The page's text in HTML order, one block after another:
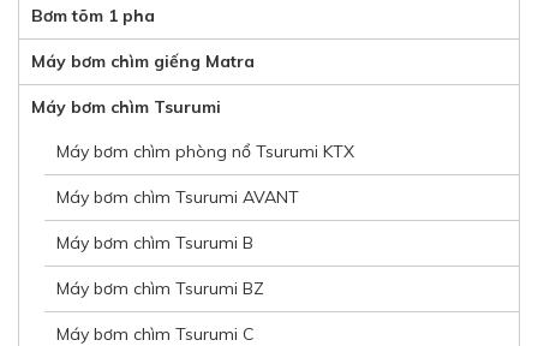
Bơm tõm 1 pha
Máy bơm chìm giếng Matra
Máy bơm chìm Tsurumi
Máy bơm chìm phòng nổ Tsurumi KTX
Máy bơm chìm Tsurumi AVANT
Máy bơm chìm Tsurumi B
Máy bơm chìm Tsurumi BZ
Máy bơm chìm Tsurumi C